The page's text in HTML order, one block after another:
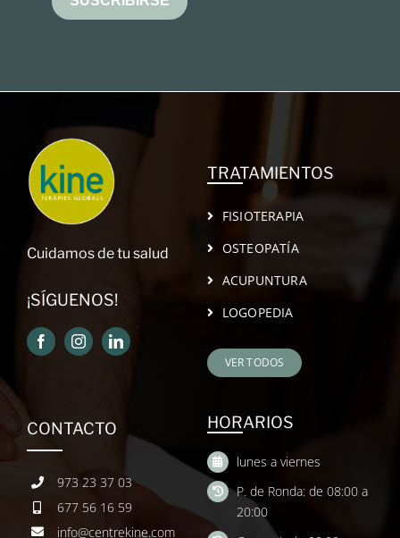
Cuidamos de tu salud
¡SÍGUENOS!
TRATAMIENTOS
FISIOTERAPIA
OSTEOPATÍA
ACUPUNTURA
LOGOPEDIA
VER TODOS
CONTACTO
973 23 37 03
677 56 16 59
info@centrekine.com
HORARIOS
lunes a viernes
P. de Ronda: de 08:00 a
20:00